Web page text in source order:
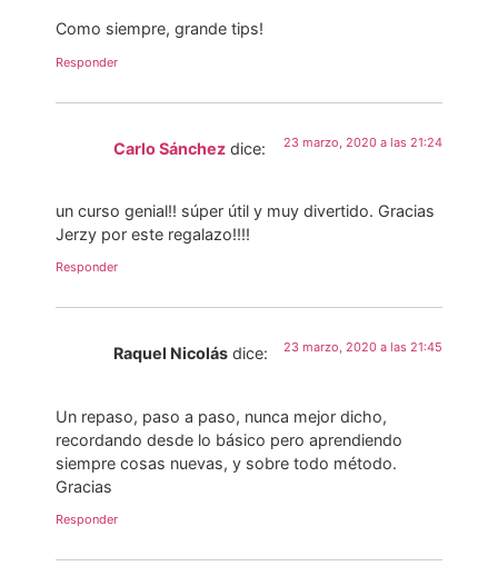
Como siempre, grande tips!
Responder
Carlo Sánchez dice: 23 marzo, 2020 a las 21:24
un curso genial!! súper útil y muy divertido. Gracias
Jerzy por este regalazo!!!!
Responder
Raquel Nicolás dice: 23 marzo, 2020 a las 21:45
Un repaso, paso a paso, nunca mejor dicho,
recordando desde lo básico pero aprendiendo
siempre cosas nuevas, y sobre todo método.
Gracias
Responder